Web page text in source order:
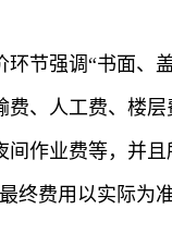
环节强调“书面、
费、人工费、楼
作业费等，并且
终费用以实际为